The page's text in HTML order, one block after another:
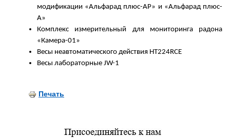
модификации «Альфарад плюс-АР» и «Альфарад плюс-
А»
Комплекс измерительный для мониторинга радона
«Камера-01»
Весы неавтоматического действия HT224RCE
Весы лабораторные JW-1
Печать